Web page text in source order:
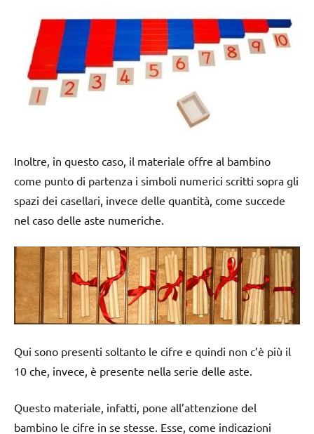
Inoltre, in questo caso, il materiale offre al bambino
come punto di partenza i simboli numerici scritti sopra gli
spazi dei casellari, invece delle quantità, come succede
nel caso delle aste numeriche.
Qui sono presenti soltanto le cifre e quindi non c’è più il
10 che, invece, è presente nella serie delle aste.
Questo materiale, infatti, pone all’attenzione del
bambino le cifre in se stesse. Esse, come indicazioni